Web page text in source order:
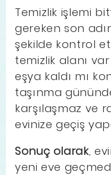
Temizlik işlemi
gereken son
şekilde kontrol
temizlik alanı
eşya kaldı mı
taşınma
karşılaşmaz ve
evinize geçiş
Sonuç olarak,
yeni eve